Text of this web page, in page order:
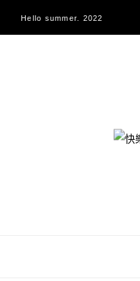
Hello summer. 2022